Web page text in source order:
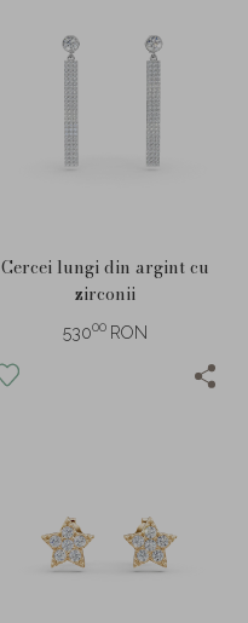
Cercei lungi din argint cu
zirconii
53000 RON